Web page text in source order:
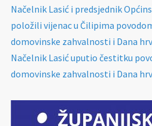
Načelnik Lasić i predsjednik
položili vijenac u Čilipima
domovinske zahvalnosti i Dana
Načelnik Lasić uputio čestitku
domovinske zahvalnosti i Dana